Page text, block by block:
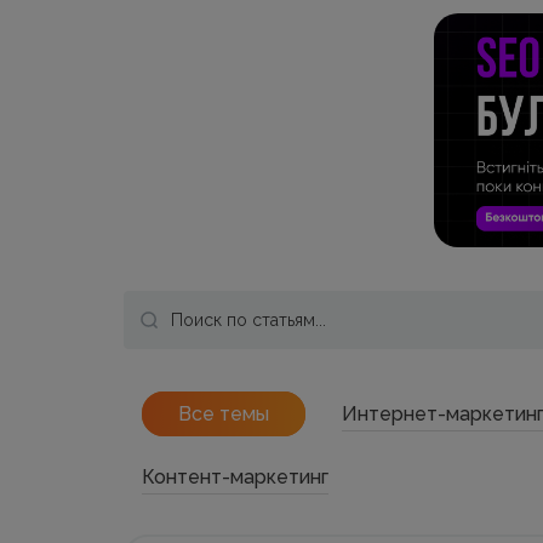
Все темы Интернет-маркетинг
Контент-маркетинг